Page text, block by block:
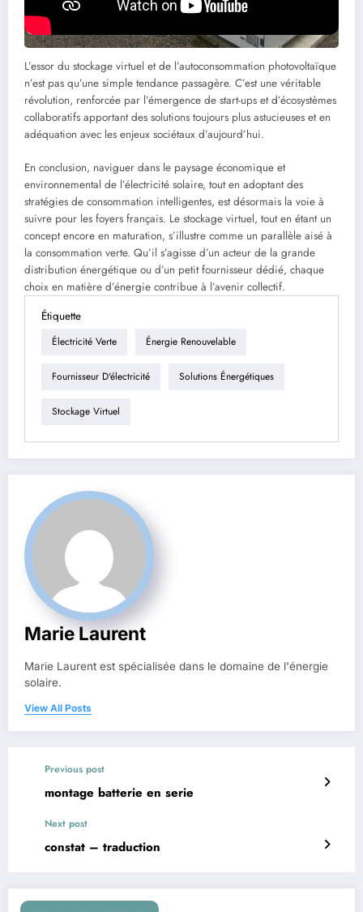
L’essor du stockage virtuel et de l’autoconsommation photovoltaïque
n’est pas qu’une simple tendance passagère. C’est une véritable
révolution, renforcée par l’émergence de start-ups et d’écosystèmes
collaboratifs apportant des solutions toujours plus astucieuses et en
adéquation avec les enjeux sociétaux d’aujourd’hui.
En conclusion, naviguer dans le paysage économique et
environnemental de l’électricité solaire, tout en adoptant des
stratégies de consommation intelligentes, est désormais la voie à
suivre pour les foyers français. Le stockage virtuel, tout en étant un
concept encore en maturation, s’illustre comme un parallèle aisé à
la consommation verte. Qu’il s’agisse d’un acteur de la grande
distribution énergétique ou d’un petit fournisseur dédié, chaque
choix en matière d’énergie contribue à l’avenir collectif.
Étiquette
Électricité Verte Énergie Renouvelable
Fournisseur D'électricité Solutions Énergétiques
Stockage Virtuel
Marie Laurent
Marie Laurent est spécialisée dans le domaine de l'énergie
solaire.
View All Posts
Previous post
montage batterie en serie
Next post
constat – traduction